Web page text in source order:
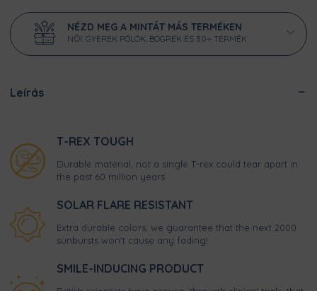
NÉZD MEG A MINTÁT MÁS TERMÉKEN
NŐI, GYEREK PÓLÓK, BÖGRÉK ÉS 30+ TERMÉK
Leírás
T-REX TOUGH
Durable material, not a single T-rex could tear apart in
the past 60 million years
SOLAR FLARE RESISTANT
Extra durable colors, we guarantee that the next 2000
sunbursts won't cause any fading!
SMILE-INDUCING PRODUCT